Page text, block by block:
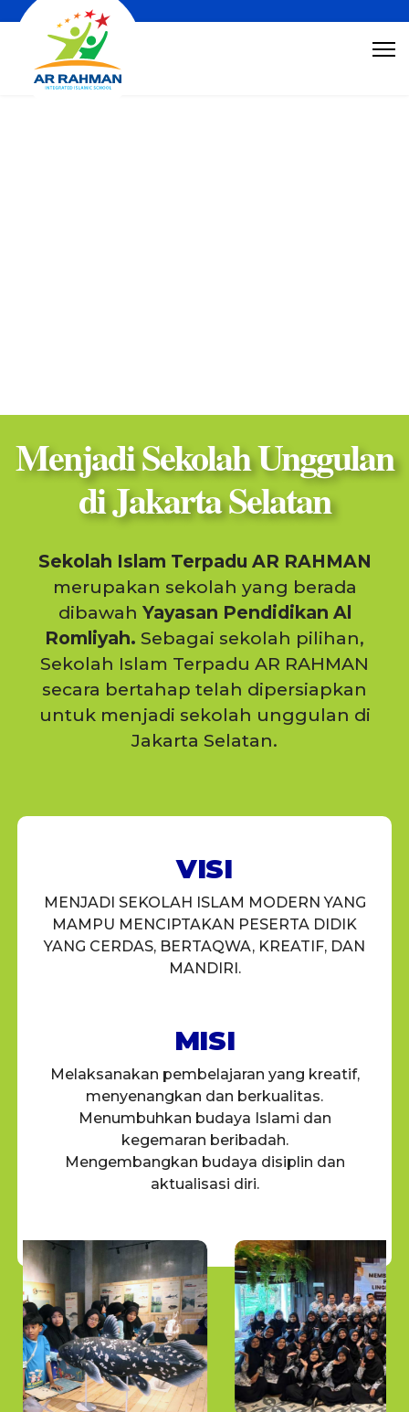
Menjadi Sekolah Unggulan
di Jakarta Selatan
Sekolah Islam Terpadu AR RAHMAN
merupakan sekolah yang berada
dibawah Yayasan Pendidikan Al
Romliyah. Sebagai sekolah pilihan,
Sekolah Islam Terpadu AR RAHMAN
secara bertahap telah dipersiapkan
untuk menjadi sekolah unggulan di
Jakarta Selatan.
VISI
MENJADI SEKOLAH ISLAM MODERN YANG
MAMPU MENCIPTAKAN PESERTA DIDIK
YANG CERDAS, BERTAQWA, KREATIF, DAN
MANDIRI.
MISI
Melaksanakan pembelajaran yang kreatif,
menyenangkan dan berkualitas.
Menumbuhkan budaya Islami dan
kegemaran beribadah.
Mengembangkan budaya disiplin dan
aktualisasi diri.